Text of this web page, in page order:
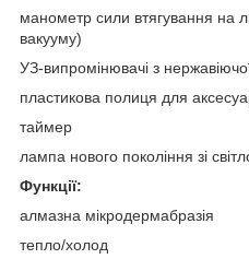
манометр сили втягування на
вакууму)
УЗ-випромінювачі з
пластикова полиця для
таймер
лампа нового покоління зі
Функції:
алмазна мікродермабразія
тепло/холод